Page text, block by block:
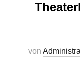
von